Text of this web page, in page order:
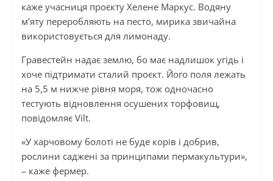
каже учасниця проєкту Хелене Маркус. Водяну
м’яту переробляють на песто, мирика звичайна
використовується для лимонаду.
Гравестейн надає землю, бо має надлишок угідь і
хоче підтримати сталий проєкт. Його поля лежать
на 5,5 м нижче рівня моря, тож одночасно
тестують відновлення осушених торфовищ,
повідомляє Vilt.
«У харчовому болоті не буде корів і добрив,
рослини саджені за принципами пермакультури»,
– каже фермер.